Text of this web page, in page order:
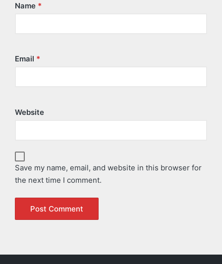
Name *
Email *
Website
Save my name, email, and website in this browser for
the next time I comment.